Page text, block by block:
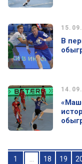
В
1 ... 18 19